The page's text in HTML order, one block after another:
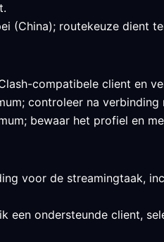
(China); routekeuze dient
compatibele client en
controleer na
bewaar het profiel en
voor de streamingtaak,
een ondersteunde client,